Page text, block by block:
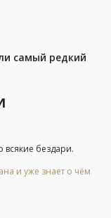
самый редкий
бездари.
и уже знает о чём